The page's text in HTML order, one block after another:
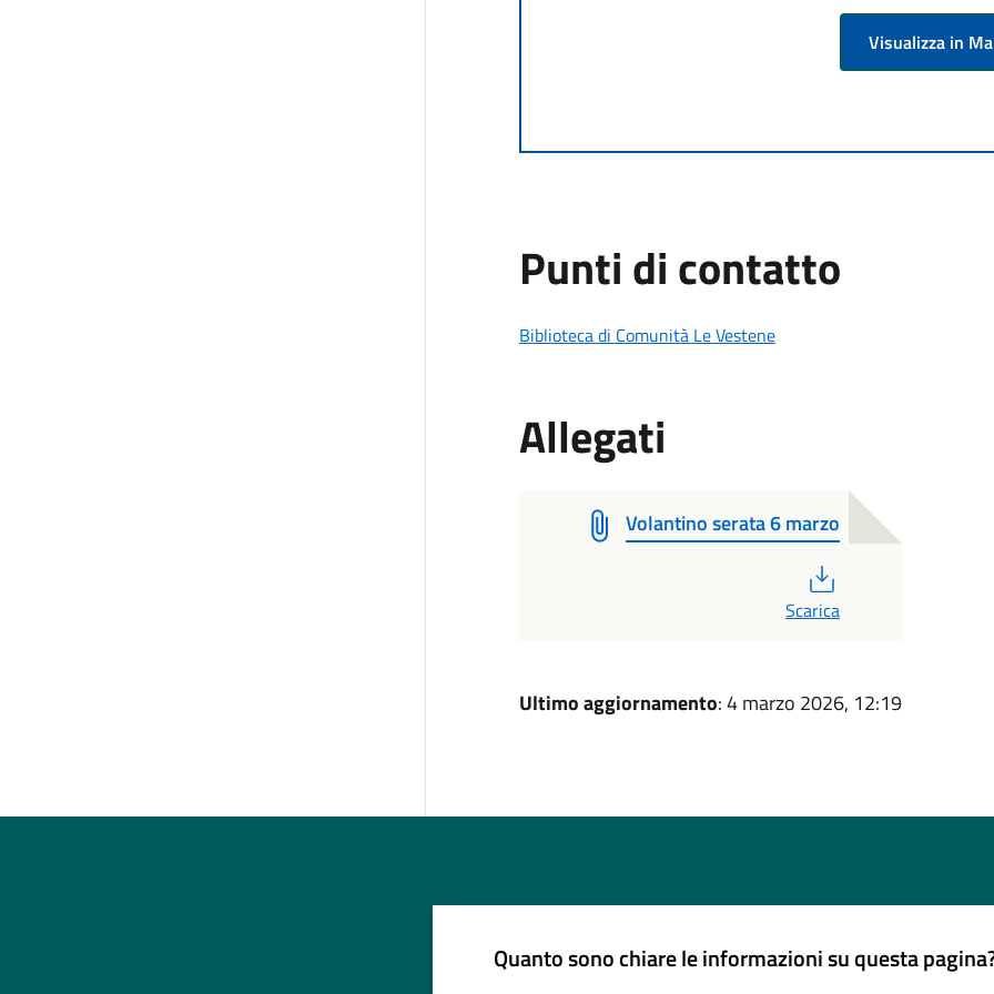
Visualizza in
Punti di contatto
Biblioteca di Comunità Le Vestene
Allegati
Volantino serata 6 marzo
Scarica
Ultimo aggiornamento: 4 marzo 2026, 12:19
Quanto sono chiare le informazioni su questa